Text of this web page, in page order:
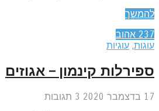
אהוב
,עוגיות
קינמון – אגוזים
2020
3תגובות